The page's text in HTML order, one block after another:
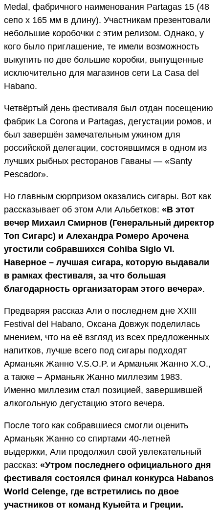
Medal, фабричного наименования Partagas 15 (48
сепо x 165 мм в длину). Участникам презентовали
небольшие коробочки с этим релизом. Однако, у
кого было приглашение, те имели возможность
выкупить по две большие коробки, выпущенные
исключительно для магазинов сети La Casa del
Habano.
Четвёртый день фестиваля был отдан посещению
фабрик La Corona и Partagas, дегустации ромов, и
был завершён замечательным ужином для
российской делегации, состоявшимся в одном из
лучших рыбных ресторанов Гаваны — «Santy
Pescador».
Но главным сюрпризом оказались сигары. Вот как
рассказывает об этом Али Альбетков: «В этот
вечер Михаил Смирнов (Генеральный директор
Топ Сигарс) и Алехандра Ромеро Арочена
угостили собравшихся Cohiba Siglo VI.
Наверное – лучшая сигара, которую выдавали
в рамках фестиваля, за что большая
благодарность организаторам этого вечера».
Предваряя рассказ Али о последнем дне XXIII
Festival del Habano, Оксана Довжук поделилась
мнением, что на её взгляд из всех предложенных
напитков, лучше всего под сигары подходят
Арманьяк Жанно V.S.О.P. и Арманьяк Жанно X.O.,
а также – Арманьяк Жанно миллезим 1983.
Именно миллезим стал позицией, завершившей
алкогольную дегустацию этого вечера.
После того как собравшиеся смогли оценить
Арманьяк Жанно со спиртами 40-летней
выдержки, Али продолжил свой увлекательный
рассказ: «Утром последнего официального дня
фестиваля состоялся финал конкурса Habanos
World Celenge, где встретились по двое
участников от команд Куыейта и Греции.